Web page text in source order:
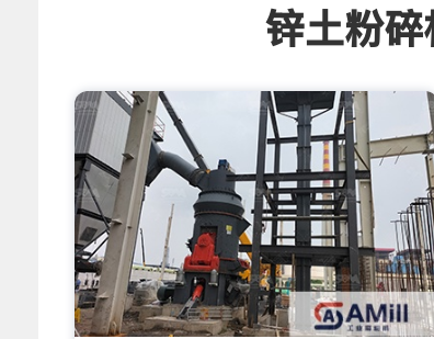
锌土粉